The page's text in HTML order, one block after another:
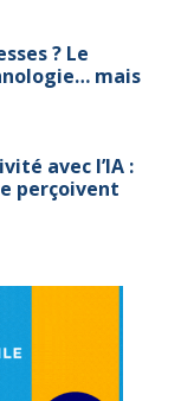
? Le
mais
avec l’IA :
perçoivent